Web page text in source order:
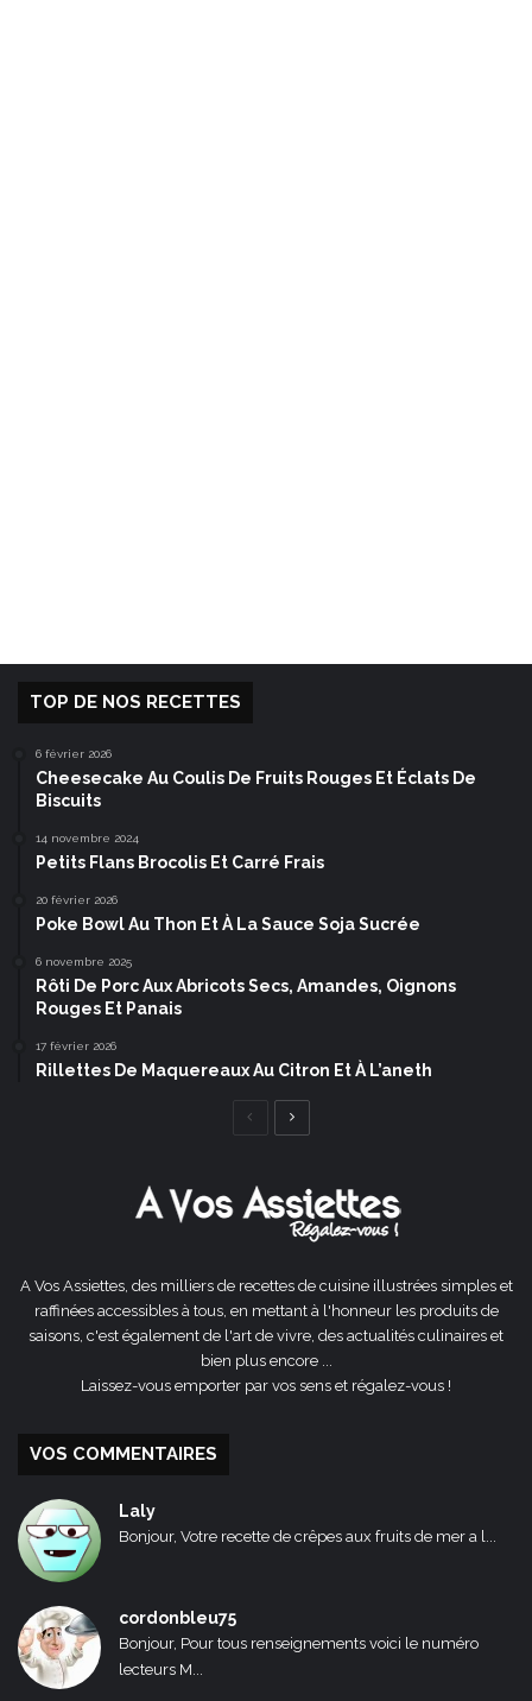
TOP DE NOS RECETTES
6 février 2026
Cheesecake Au Coulis De Fruits Rouges Et Éclats De
Biscuits
14 novembre 2024
Petits Flans Brocolis Et Carré Frais
20 février 2026
Poke Bowl Au Thon Et À La Sauce Soja Sucrée
6 novembre 2025
Rôti De Porc Aux Abricots Secs, Amandes, Oignons
Rouges Et Panais
17 février 2026
Rillettes De Maquereaux Au Citron Et À L’aneth
Page
A Vos Assiettes, des milliers de recettes de cuisine illustrées simples et
raffinées accessibles à tous, en mettant à l'honneur les produits de
saisons, c'est également de l'art de vivre, des actualités culinaires et
bien plus encore ...
Laissez-vous emporter par vos sens et régalez-vous !
VOS COMMENTAIRES
Laly
Bonjour, Votre recette de crêpes aux fruits de mer a l...
cordonbleu75
Bonjour, Pour tous renseignements voici le numéro
lecteurs M...